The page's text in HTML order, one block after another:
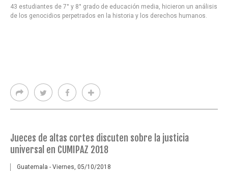
43 estudiantes de 7° y 8° grado de educación media, hicieron un análisis
de los genocidios perpetrados en la historia y los derechos humanos.
Jueces de altas cortes discuten sobre la justicia
universal en CUMIPAZ 2018
Guatemala - Viernes, 05/10/2018